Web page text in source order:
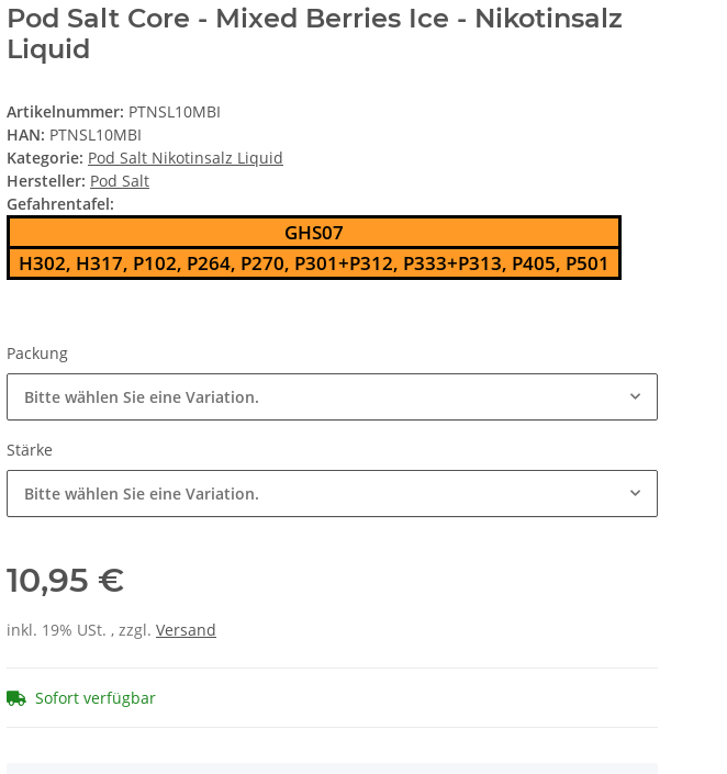
Pod Salt Core - Mixed Berries Ice - Nikotinsalz
Liquid
Artikelnummer: PTNSL10MBI
HAN: PTNSL10MBI
Kategorie: Pod Salt Nikotinsalz Liquid
Hersteller: Pod Salt
Gefahrentafel:
GHS07
H302, H317, P102, P264, P270, P301+P312, P333+P313, P405, P501
Packung
Bitte wählen Sie eine Variation.
Stärke
Bitte wählen Sie eine Variation.
10,95 €
inkl. 19% USt. , zzgl. Versand
Sofort verfügbar